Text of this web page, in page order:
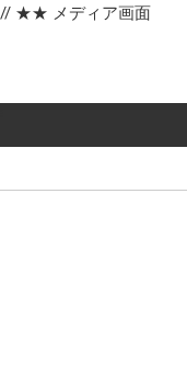
// ★★ メディア画面